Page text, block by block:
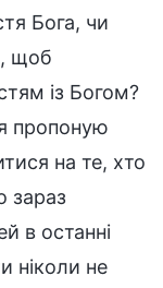
Бога, чи
щоб
із Богом?
пропоную
на те, хто
зараз
в останні
ніколи не